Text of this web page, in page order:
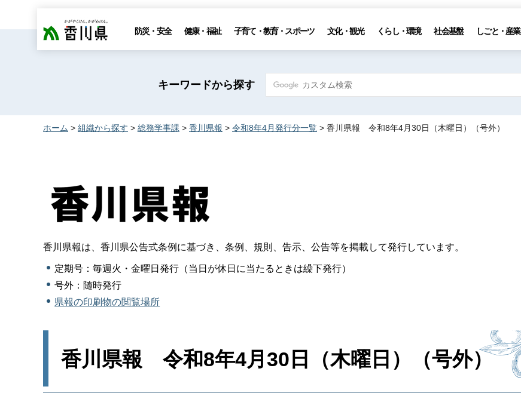
香川県 防災・安全 健康・福祉 子育て・教育・スポーツ 文化・観光 くらし・環境 社会基盤 しごと・産業
キーワードから探す
ホーム > 組織から探す > 総務学事課 > 香川県報 > 令和8年4月発行分一覧 > 香川県報 令和8年4月30日（木曜日）（号外）
香川県報は、香川県公告式条例に基づき、条例、規則、告示、公告等を掲載して発行しています。
定期号：毎週火・金曜日発行（当日が休日に当たるときは繰下発行）
号外：随時発行
県報の印刷物の閲覧場所
香川県報 令和8年4月30日（木曜日）（号外）